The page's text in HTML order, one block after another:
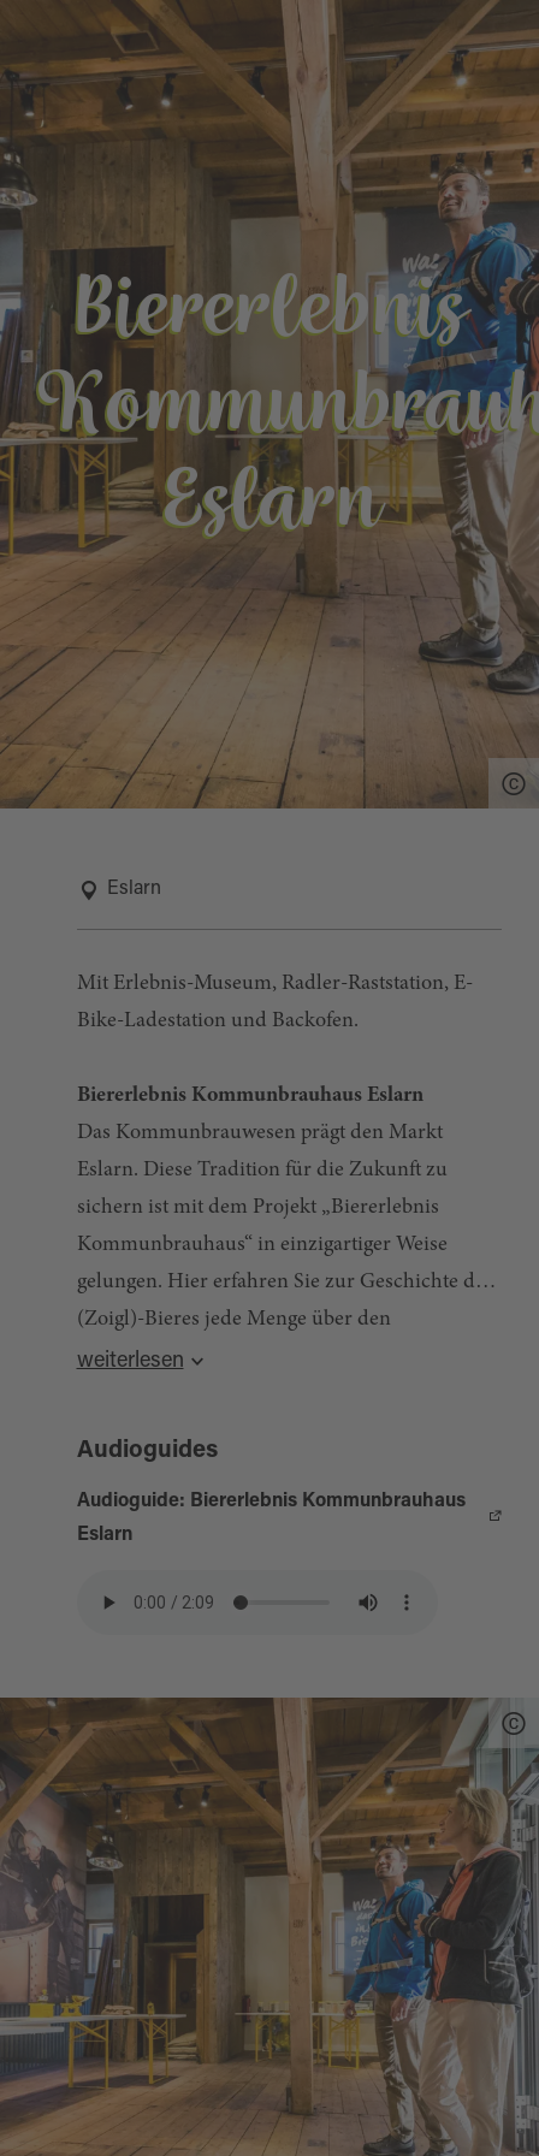
Biererlebnis
Eslarn
Eslarn
Mit Erlebnis-Museum, Radler-Raststation, E-
Bike-Ladestation und Backofen.
Biererlebnis Kommunbrauhaus Eslarn
Das Kommunbrauwesen prägt den Markt
Eslarn. Diese Tradition für die Zukunft zu
sichern ist mit dem Projekt „Biererlebnis
Kommunbrauhaus“ in einzigartiger Weise
gelungen. Hier erfahren Sie zur Geschichte des
(Zoigl)-Bieres jede Menge über den
Brauprozess vom Rohstoff bis zum Ausschank.
Im Anbau des Brauhauses ist ein neues
„Zuhause“ für die Zoigltradition geschaffen
worden und ein tolles Museum entstanden. Der
geleistet und schmackhafte Zoiglbrote und
Exponate, Bild- und Schautafeln bringen Ihnen
die Eslarner Braugeschichte näher. Eine
originale Zoiglstube, in der übrigens geheiratet
werden kann, steht auch für Lesungen oder
Kleinkunst zur Verfügung.
Öffnungszeiten und Führungen
Das Museum ist ganzjährig zu besichtigen. Wir
gestalten für Sie gerne individuelle
Gruppentermine. Gruppenführungen sind
jederzeit nach Terminvereinbarung möglich.
Um rechtzeitige Anmeldung (persönlich,
telefonisch oder per Mail) wird gebeten.
Quelle:destination.one
weiterlesen
Audioguides
Audioguide: Biererlebnis Kommunbrauhaus
Eslarn